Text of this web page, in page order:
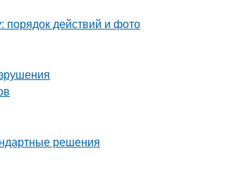
порядок действий и фото
решения